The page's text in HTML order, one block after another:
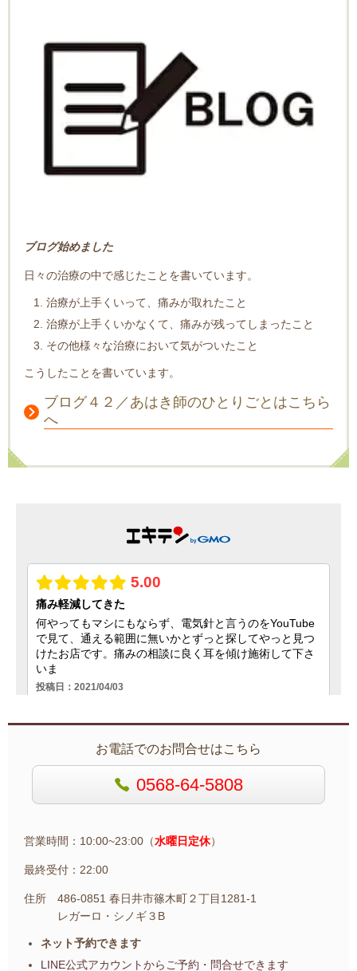
ブログ始めました
日々の治療の中で感じたことを書いています。
治療が上手くいって、痛みが取れたこと
治療が上手くいかなくて、痛みが残ってしまったこと
その他様々な治療において気がついたこと
こうしたことを書いています。
ブログ４２／あはき師のひとりごとはこちら
へ
お電話でのお問合せはこちら
0568-64-5808
営業時間：10:00~23:00（水曜日定休）
最終受付：22:00
住所 486-0851 春日井市篠木町２丁目1281-1
レガーロ・シノギ３B
ネット予約できます
LINE公式アカウントから ご予約・問合せできます